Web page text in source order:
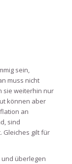
sein,
muss nicht
sie weiterhin nur
können aber
an
sind
Gleiches gilt für
und überlegen